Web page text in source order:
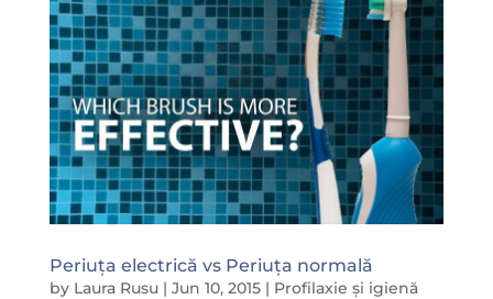
Periuța electrică vs Periuța normală
by Laura Rusu| Jun 10, 2015| Profilaxie și igienă